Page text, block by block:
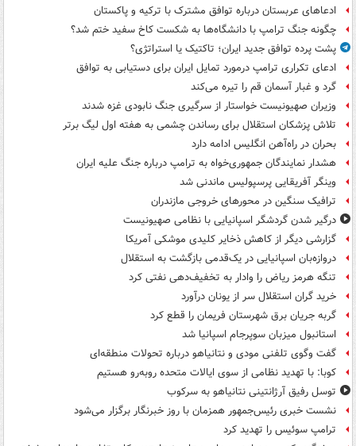
ادعاهای عربستان درباره توافق مشترک با ترکیه و پاکستان
چگونه جنگ ترامپ با دانشگاه‌ها به شکست کاخ سفید ختم شد؟
پشت پرده توافق جدید ایران؛ تاکتیک یا استراتژی؟
ادعای تکراری ترامپ درمورد تمایل ایران برای دستیابی به توافق
گرد و غبار آسمان قم را تیره می‌کند
وزیران صهیونیست خواستار از سرگیری جنگ نابودی غزه شدند
تلاش پزشکان استقلال برای رساندن چشمی به هفته اول لیگ برتر
بحران در راه‌آهن انگلیس ادامه دارد
هشدار نمایندگان جمهوری‌خواه به ترامپ درباره جنگ علیه ایران
وینگر آفریقایی پرسپولیس ماندنی شد
ترافیک سنگین در محورهای خروجی مازندران
درگیر شدن گردشگر اسپانیایی با نظامی صهیونیست
گزارشی دیگر از کاهش ذخایر کلیدی موشکی آمریکا
دروازه‌بان اسپانیایی در یک‌قدمی بازگشت به استقلال
تنگه هرمز ریاض را وادار به تخفیف‌دهی نفتی کرد
خرید گران استقلال سر از یونان درآورد
گربه جریان برق شهرستان فریمان را قطع کرد
استانبول میزبان سوپرجام اسپانیا شد
گفت وگوی تلفنی مودی و نتانیاهو درباره تحولات منطقه‌ای
کوبا: با تهدید نظامی از سوی ایالات متحده روبه‌رو هستیم
توسل رفیق آرژانتینی نتانیاهو به سرکوب
نشست خبری رئیس‌جمهور همزمان با روز خبرنگار برگزار می‌شود
ترامپ سوئیس را تهدید کرد